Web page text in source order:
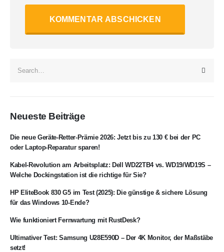
Neueste Beiträge
Die neue Geräte-Retter-Prämie 2026: Jetzt bis zu 130 € bei der PC
oder Laptop-Reparatur sparen!
Kabel-Revolution am Arbeitsplatz: Dell WD22TB4 vs. WD19/WD19S –
Welche Dockingstation ist die richtige für Sie?
HP EliteBook 830 G5 im Test (2025): Die günstige & sichere Lösung
für das Windows 10-Ende?
Wie funktioniert Fernwartung mit RustDesk?
Ultimativer Test: Samsung U28E590D – Der 4K Monitor, der Maßstäbe
setzt!